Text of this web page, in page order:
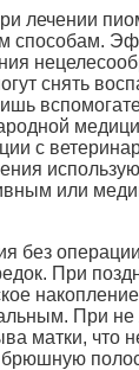
лечении
способам.
снять
с
или
без
При
При не
матки, что